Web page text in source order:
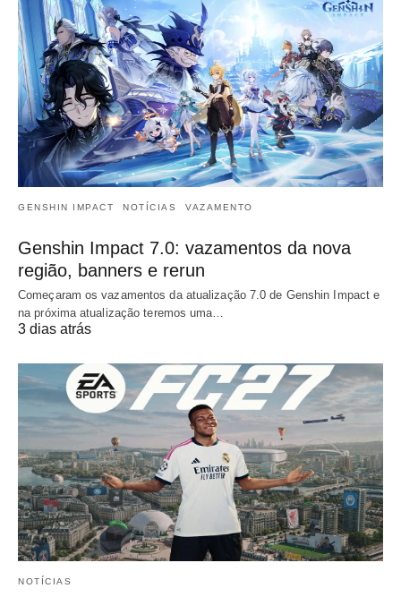
GENSHIN IMPACT NOTÍCIAS VAZAMENTO
Genshin Impact 7.0: vazamentos da nova
região, banners e rerun
Começaram os vazamentos da atualização 7.0 de Genshin Impact e
na próxima atualização teremos uma…
3 dias atrás
NOTÍCIAS